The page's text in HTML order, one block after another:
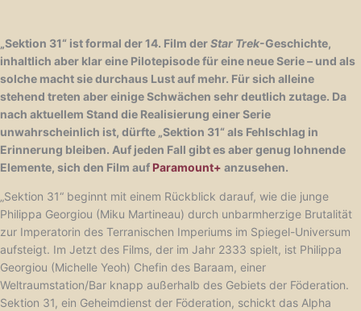
„Sektion 31“ ist formal der 14. Film derStar Trek-Geschichte,
inhaltlich aber klar eine Pilotepisode für eine neue Serie – und als
solche macht sie durchaus Lust auf mehr. Für sich alleine
stehend treten aber einige Schwächen sehr deutlich zutage. Da
nach aktuellem Stand die Realisierung einer Serie
unwahrscheinlich ist, dürfte „Sektion 31“ als Fehlschlag in
Erinnerung bleiben. Auf jeden Fall gibt es aber genug lohnende
Elemente, sich den Film auf Paramount+ anzusehen.
„Sektion 31“ beginnt mit einem Rückblick darauf, wie die junge
Philippa Georgiou (Miku Martineau) durch unbarmherzige Brutalität
zur Imperatorin des Terranischen Imperiums im Spiegel-Universum
aufsteigt. Im Jetzt des Films, der im Jahr 2333 spielt, ist Philippa
Georgiou (Michelle Yeoh) Chefin des Baraam, einer
Weltraumstation/Bar knapp außerhalb des Gebiets der Föderation.
Sektion 31, ein Geheimdienst der Föderation, schickt das Alpha